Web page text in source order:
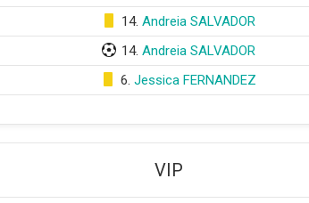
14. Andreia SALVADOR
14. Andreia SALVADOR
6. Jessica FERNANDEZ
VIP